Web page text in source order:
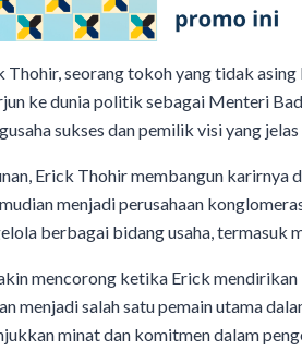
seorang tokoh yang tidak
ke dunia politik sebagai Menteri
sukses dan pemilik visi yang
Erick Thohir membangun karirnya
menjadi perusahaan
berbagai bidang usaha, termasuk
mencorong ketika Erick
menjadi salah satu pemain utama
minat dan komitmen dalam